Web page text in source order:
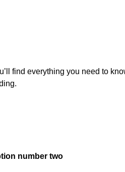
find everything you need to
number two